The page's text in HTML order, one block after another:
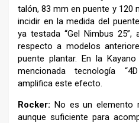
talón, 83 mm en puente y 120
incidir en la medida del
ya testada “Gel Nimbus 25”,
respecto a modelos
puente plantar. En la
mencionada tecnología
amplifica este efecto.
Rocker: No es un elemento
aunque suficiente para